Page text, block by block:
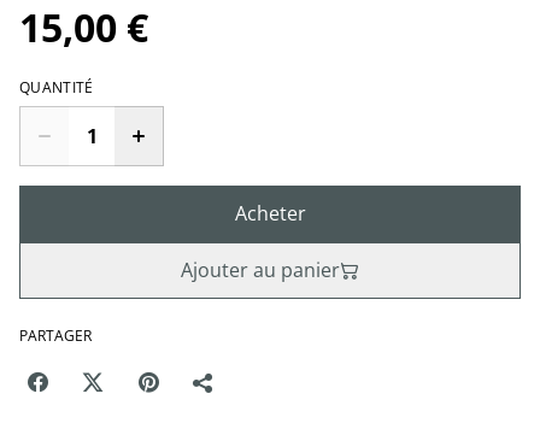
15,00 €
QUANTITÉ
Acheter
Ajouter au panier
PARTAGER